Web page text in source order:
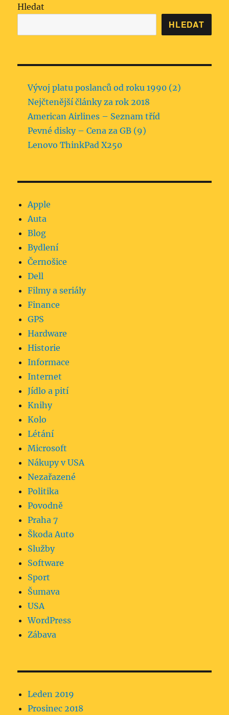
Hledat
HLEDAT
Vývoj platu poslanců od roku 1990 (2)
Nejčtenější články za rok 2018
American Airlines – Seznam tříd
Pevné disky – Cena za GB (9)
Lenovo ThinkPad X250
Apple
Auta
Blog
Bydlení
Černošice
Dell
Filmy a seriály
Finance
GPS
Hardware
Historie
Informace
Internet
Jídlo a pití
Knihy
Kolo
Létání
Microsoft
Nákupy v USA
Nezařazené
Politika
Povodně
Praha 7
Škoda Auto
Služby
Software
Sport
Šumava
USA
WordPress
Zábava
Leden 2019
Prosinec 2018